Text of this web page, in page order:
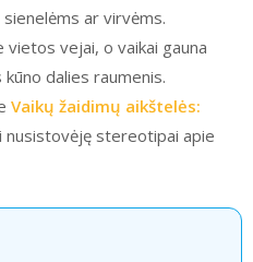
ar virvėms.
vejai, o vaikai gauna
dalies raumenis.
Vaikų žaidimų aikštelės:
nusistovėję stereotipai apie